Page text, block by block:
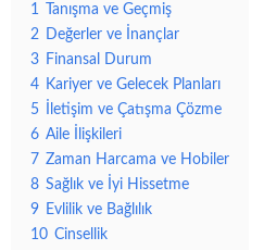
1
Tanışma ve Geçmiş
2 Değerler ve İnançlar
3 Finansal Durum
4 Kariyer ve Gelecek Planları
5
İletişim ve Çatışma Çözme
6 Aile İlişkileri
7 Zaman Harcama ve Hobiler
8 Sağlık ve İyi Hissetme
9 Evlilik ve Bağlılık
10 Cinsellik